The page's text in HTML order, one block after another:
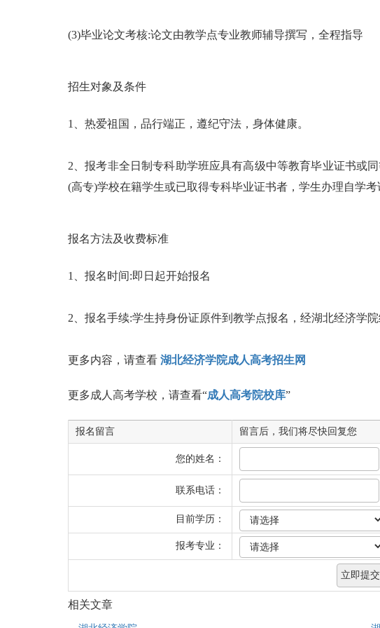
(3)毕业论文考核:论文由教学点专业教师辅导撰写，全程指导
招生对象及条件
1、热爱祖国，品行端正，遵纪守法，身体健康。
2、报考非全日制专科助学班应具有高级中等教育毕业证书或
(高专)学校在籍学生或已取得专科毕业证书者，学生办理自学
报名方法及收费标准
1、报名时间:即日起开始报名
2、报名手续:学生持身份证原件到教学点报名，经湖北经济学
更多内容，请查看 湖北经济学院成人高考招生网
更多成人高考学校，请查看“成人高考院校库”
报名留言 留言后，我们将尽快回复您
您的姓名：
联系电话：
目前学历：
报考专业：
相关文章